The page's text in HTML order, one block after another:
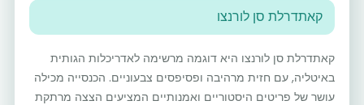
קאתדרלת סן לורנצו
קאתדרלת סן לורנצו היא דוגמה מרשימה לאדריכלות הגותית
באיטליה, עם חזית מרהיבה ופסיפסים צבעוניים. הכנסייה מכילה
עושר של פריטים היסטוריים ואמנותיים המציעים הצצה מרתקת